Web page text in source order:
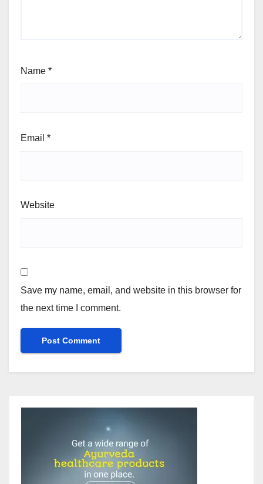
Name *
Email *
Website
Save my name, email, and website in this browser for
the next time I comment.